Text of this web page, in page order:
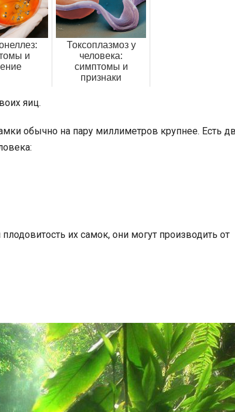
и
Токсоплазмоз у
человека:
симптомы и
признаки
яиц.
обычно на пару миллиметров крупнее. Есть
их самок, они могут производить от